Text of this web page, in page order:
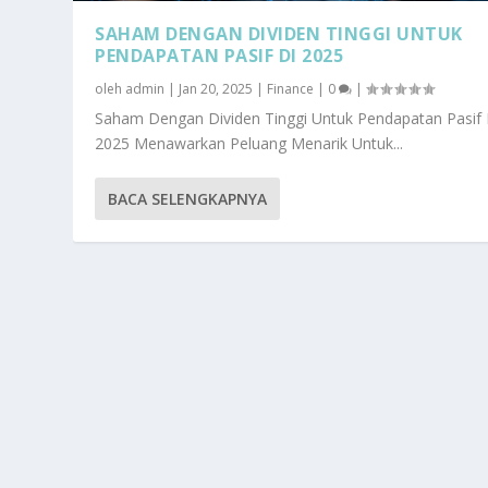
SAHAM DENGAN DIVIDEN TINGGI UNTUK
PENDAPATAN PASIF DI 2025
oleh admin | Jan 20, 2025 | Finance | 0 |
Saham Dengan Dividen Tinggi Untuk Pendapatan Pasif
2025 Menawarkan Peluang Menarik Untuk...
BACA SELENGKAPNYA